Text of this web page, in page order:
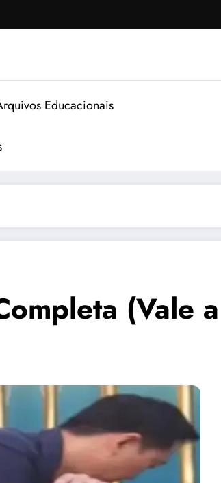
Educacionais
(Vale a